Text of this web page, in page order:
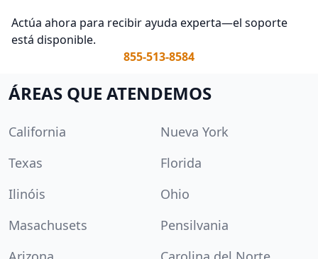
Actúa ahora para recibir ayuda experta—el soporte
está disponible.
855-513-8584
ÁREAS QUE ATENDEMOS
California
Nueva York
Texas
Florida
Ilinóis
Ohio
Masachusets
Pensilvania